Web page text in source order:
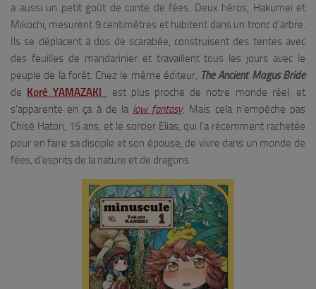
a aussi un petit goût de conte de fées. Deux héros, Hakumei et
Mikochi, mesurent 9 centimètres et habitent dans un tronc d’arbre.
Ils se déplacent à dos de scarabée, construisent des tentes avec
des feuilles de mandarinier et travaillent tous les jours avec le
peuple de la forêt. Chez le même éditeur, The Ancient Magus Bride
de Koré YAMAZAKI
est plus proche de notre monde réel, et
s’apparente en ça à de la low fantasy. Mais cela n’empêche pas
Chisé Hatori, 15 ans, et le sorcier Elias, qui l’a récemment rachetée
pour en faire sa disciple et son épouse, de vivre dans un monde de
fées, d’esprits de la nature et de dragons…